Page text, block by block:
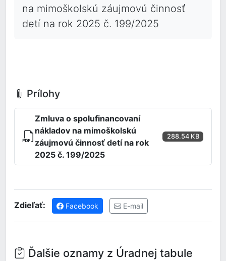
na mimoškolskú záujmovú činnosť
detí na rok 2025 č. 199/2025
Prílohy
Zmluva o spolufinancovaní
nákladov na mimoškolskú
záujmovú činnosť detí na rok
2025 č. 199/2025
288.54 KB
Zdieľať: Facebook E-mail
Ďalšie oznamy z Úradnej tabule